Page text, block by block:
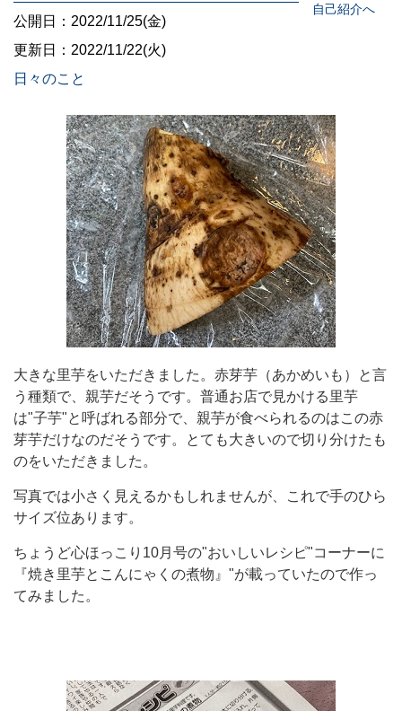
自己紹介へ
公開日：2022/11/25(金)
更新日：2022/11/22(火)
日々のこと
大きな里芋をいただきました。赤芽芋（あかめいも）と言
う種類で、親芋だそうです。普通お店で見かける里芋
は"子芋"と呼ばれる部分で、親芋が食べられるのはこの赤
芽芋だけなのだそうです。
とても大きいので切り分けたも
のをいただきました。
写真では小さく見えるかもしれませんが、これで手のひら
サイズ位あります。
ちょうど心ほっこり 10月号の"おいしいレシピ"コーナーに
『焼き里芋とこんにゃくの煮物』 "が載っていたので作っ
てみました。